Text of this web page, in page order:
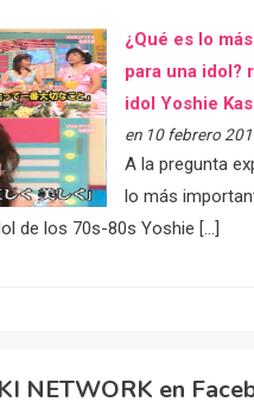
¿Qué es lo
para una idol?
idol Yoshie
en 10 febrero
A la pregunta
lo más
de los 70s-80s Yoshie […]
NETWORK en